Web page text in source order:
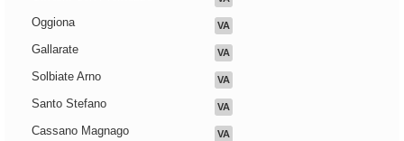
Oggiona VA
Gallarate VA
Solbiate Arno VA
Santo Stefano VA
Cassano Magnago VA